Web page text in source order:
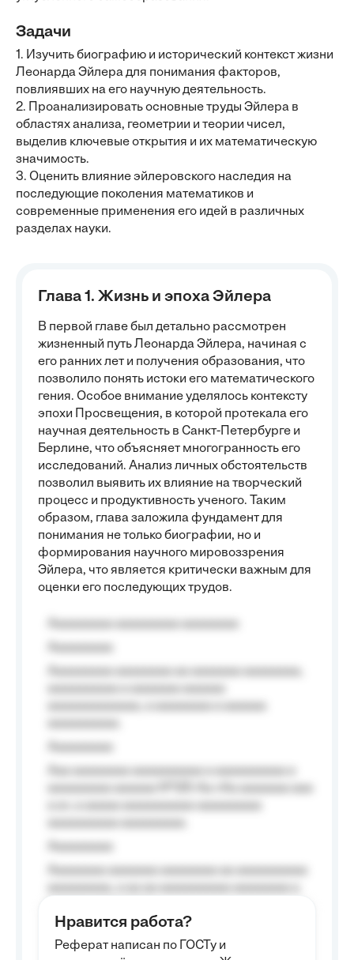
Задачи
1. Изучить биографию и исторический контекст жизни
Леонарда Эйлера для понимания факторов,
повлиявших на его научную деятельность.
2. Проанализировать основные труды Эйлера в
областях анализа, геометрии и теории чисел,
выделив ключевые открытия и их математическую
значимость.
3. Оценить влияние эйлеровского наследия на
последующие поколения математиков и
современные применения его идей в различных
разделах науки.
Глава 1. Жизнь и эпоха Эйлера
В первой главе был детально рассмотрен
жизненный путь Леонарда Эйлера, начиная с
его ранних лет и получения образования, что
позволило понять истоки его математического
гения. Особое внимание уделялось контексту
эпохи Просвещения, в которой протекала его
научная деятельность в Санкт-Петербурге и
Берлине, что объясняет многогранность его
исследований. Анализ личных обстоятельств
позволил выявить их влияние на творческий
процесс и продуктивность ученого. Таким
образом, глава заложила фундамент для
понимания не только биографии, но и
формирования научного мировоззрения
Эйлера, что является критически важным для
оценки его последующих трудов.
Aaaaaaaaa
Aaaaaaaaaa aa aaa aaaaaaaaa, a aaa
Нравится работа?
Реферат написан по ГОСТу и